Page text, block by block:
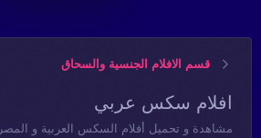
قسم الافلام الجنسية والسحاق
افلام سكس عربي
مشاهدة و تحميل أفلام السكس العربية و